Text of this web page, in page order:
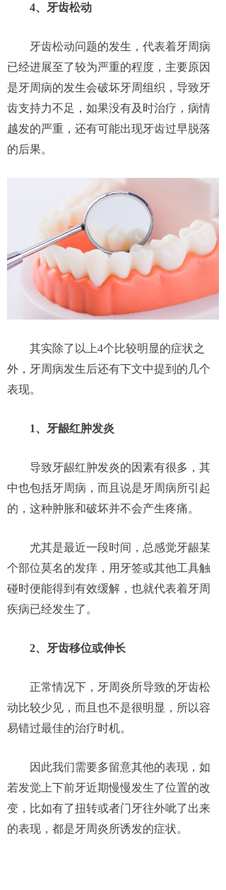
4、牙齿松动
牙齿松动问题的发生，代表着牙周病
已经进展至了较为严重的程度，主要原因
是牙周病的发生会破坏牙周组织，导致牙
齿支持力不足，如果没有及时治疗，病情
越发的严重，还有可能出现牙齿过早脱落
的后果。
其实除了以上4个比较明显的症状之
外，牙周病发生后还有下文中提到的几个
表现。
1、牙龈红肿发炎
导致牙龈红肿发炎的因素有很多，其
中也包括牙周病，而且说是牙周病所引起
的，这种肿胀和破坏并不会产生疼痛。
尤其是最近一段时间，总感觉牙龈某
个部位莫名的发痒，用牙签或其他工具触
碰时便能得到有效缓解，也就代表着牙周
疾病已经发生了。
2、牙齿移位或伸长
正常情况下，牙周炎所导致的牙齿松
动比较少见，而且也不是很明显，所以容
易错过最佳的治疗时机。
因此我们需要多留意其他的表现，如
若发觉上下前牙近期慢慢发生了位置的改
变，比如有了扭转或者门牙往外呲了出来
的表现，都是牙周炎所诱发的症状。